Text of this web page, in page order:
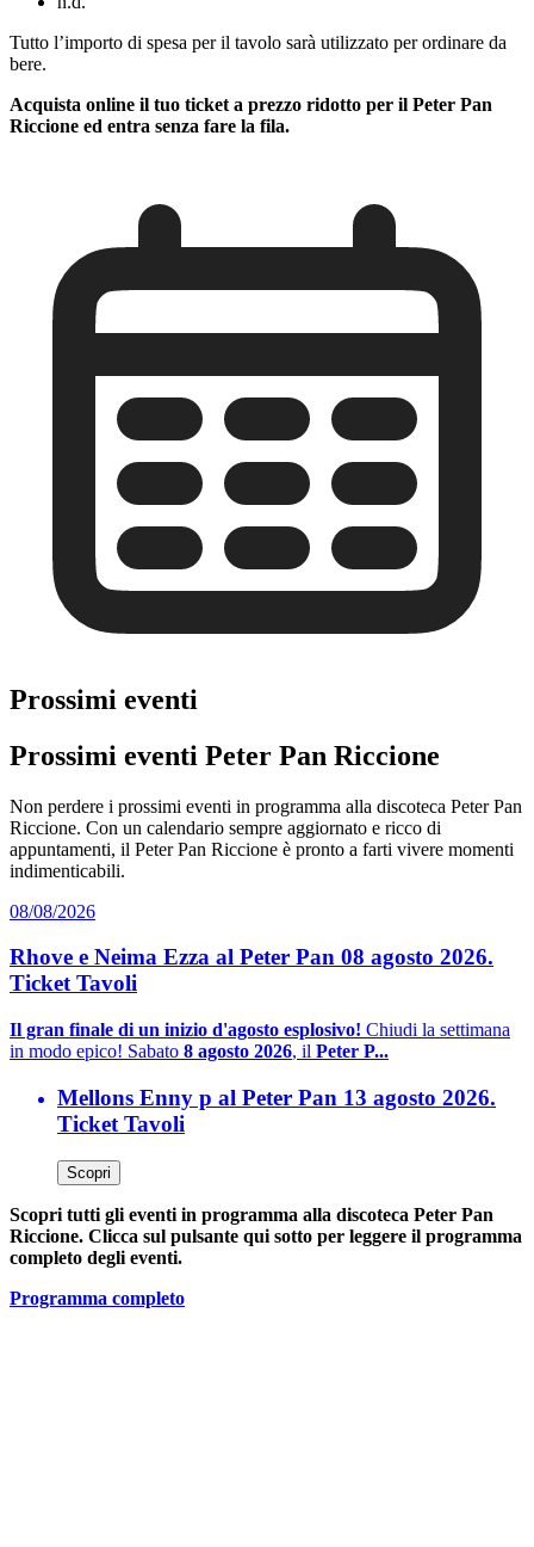
Tutto l’importo di spesa per il tavolo sarà utilizzato per ordinare da
bere.
Acquista online il tuo ticket a prezzo ridotto per il Peter Pan
Riccione ed entra senza fare la fila.
Prossimi eventi
Prossimi eventi Peter Pan Riccione
Non perdere i prossimi eventi in programma alla discoteca Peter Pan
Riccione. Con un calendario sempre aggiornato e ricco di
appuntamenti, il Peter Pan Riccione è pronto a farti vivere momenti
indimenticabili.
08/08/2026
Rhove e Neima Ezza al Peter Pan 08 agosto 2026.
Ticket Tavoli
Il gran finale di un inizio d'agosto esplosivo! Chiudi la settimana
in modo epico! Sabato 8 agosto 2026, il Peter P...
Mellons Enny p al Peter Pan 13 agosto 2026.
Ticket Tavoli
Scopri
Scopri tutti gli eventi in programma alla discoteca Peter Pan
Riccione. Clicca sul pulsante qui sotto per leggere il programma
completo degli eventi.
Programma completo